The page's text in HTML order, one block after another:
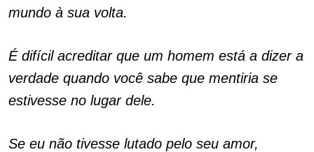
mundo à sua volta.
É difícil acreditar que um homem está a dizer a
verdade quando você sabe que mentiria se
estivesse no lugar dele.
Se eu não tivesse lutado pelo seu amor,